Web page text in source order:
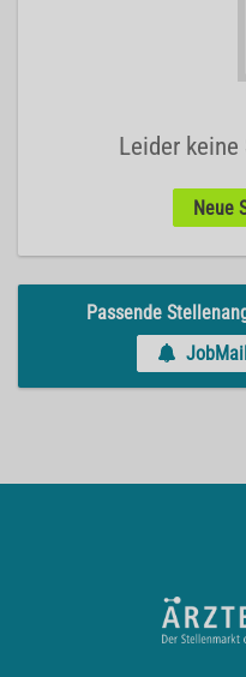
Leider
Neue
Passende